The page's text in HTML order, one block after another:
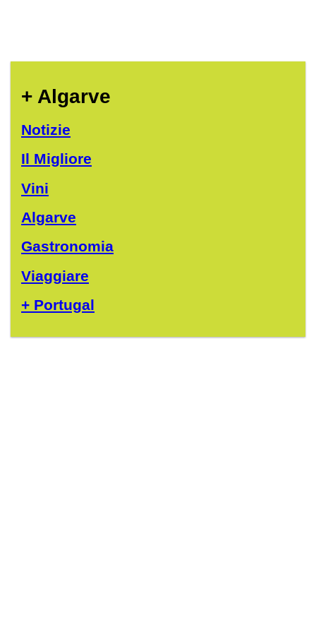
+ Algarve
Notizie
Il Migliore
Vini
Algarve
Gastronomia
Viaggiare
+ Portugal